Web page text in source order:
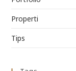
Properti
Tips